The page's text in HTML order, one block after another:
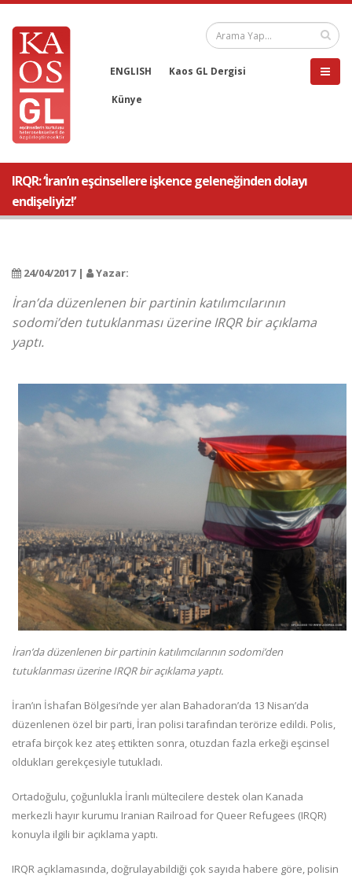
ENGLISH Kaos GL Dergisi
Künye
IRQR: ‘İran’ın eşcinsellere işkence geleneğinden dolayı
endişeliyiz!’
24/04/2017 | Yazar:
İran’da düzenlenen bir partinin katılımcılarının
sodomi’den tutuklanması üzerine IRQR bir açıklama
yaptı.
İran’da düzenlenen bir partinin katılımcılarının sodomi’den
tutuklanması üzerine IRQR bir açıklama yaptı.
İran’ın İshafan Bölgesi’nde yer alan Bahadoran’da 13 Nisan’da
düzenlenen özel bir parti, İran polisi tarafından terörize edildi. Polis,
etrafa birçok kez ateş ettikten sonra, otuzdan fazla erkeği eşcinsel
oldukları gerekçesiyle tutukladı.
Ortadoğulu, çoğunlukla İranlı mültecilere destek olan Kanada
merkezli hayır kurumu Iranian Railroad for Queer Refugees (IRQR)
konuyla ilgili bir açıklama yaptı.
IRQR açıklamasında, doğrulayabildiği çok sayıda habere göre, polisin